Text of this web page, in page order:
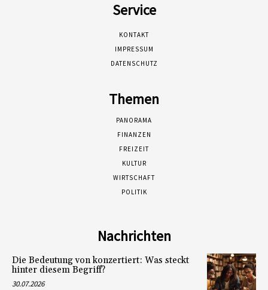
Service
KONTAKT
IMPRESSUM
DATENSCHUTZ
Themen
PANORAMA
FINANZEN
FREIZEIT
KULTUR
WIRTSCHAFT
POLITIK
Nachrichten
Die Bedeutung von konzertiert: Was steckt
hinter diesem Begriff?
30.07.2026